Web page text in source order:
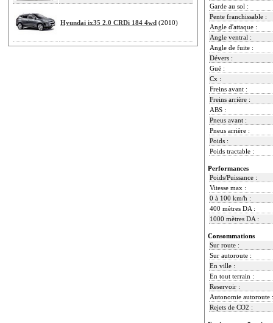
Hyundai ix35 2.0 CRDi 184 4wd (2010)
Garde au sol :
Pente franchissable :
Angle d'attaque :
Angle ventral :
Angle de fuite :
Dévers :
Gué :
Cx :
Freins avant :
Freins arrière :
ABS :
Pneus avant :
Pneus arrière :
Poids :
Poids tractable :
Performances
Poids/Puissance :
Vitesse max :
0 à 100 km/h :
400 mètres DA :
1000 mètres DA :
Consommations
Sur route :
Sur autoroute :
En ville :
En tout terrain :
Reservoir :
Autonomie autoroute :
Rejets de CO2 :